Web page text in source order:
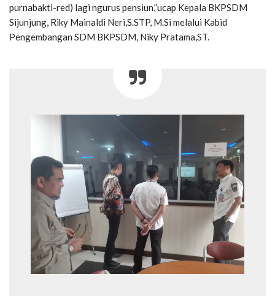
purnabakti-red) lagi ngurus pensiun,”ucap Kepala BKPSDM
Sijunjung, Riky Mainaldi Neri,S.STP, M.Si melalui Kabid
Pengembangan SDM BKPSDM, Niky Pratama,ST.